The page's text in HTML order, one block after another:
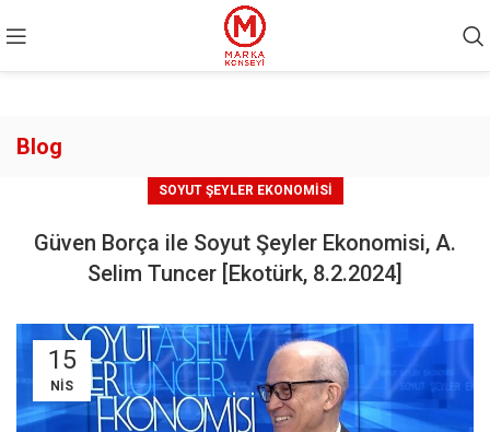
Blog
SOYUT ŞEYLER EKONOMISI
Güven Borça ile Soyut Şeyler Ekonomisi, A.
Selim Tuncer [Ekotürk, 8.2.2024]
15
NIS